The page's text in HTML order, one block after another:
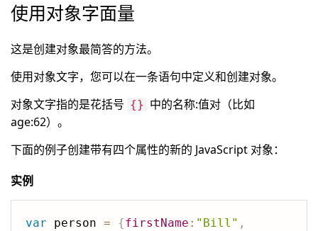
使用对象字面量
这是创建对象最简答的方法。
使用对象文字，您可以在一条语句中定义和创建对象。
对象文字指的是花括号 {} 中的名称:值对（比如
age:62）。
下面的例子创建带有四个属性的新的 JavaScript 对象：
实例
var person = {firstName : "Bill" ,